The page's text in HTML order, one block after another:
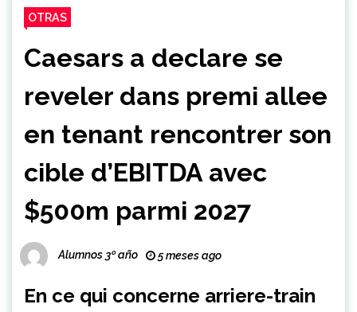
OTRAS
Caesars a declare se
reveler dans premi allee
en tenant rencontrer son
cible d’EBITDA avec
$500m parmi 2027
Alumnos 3º año 5 meses ago
En ce qui concerne arriere-train